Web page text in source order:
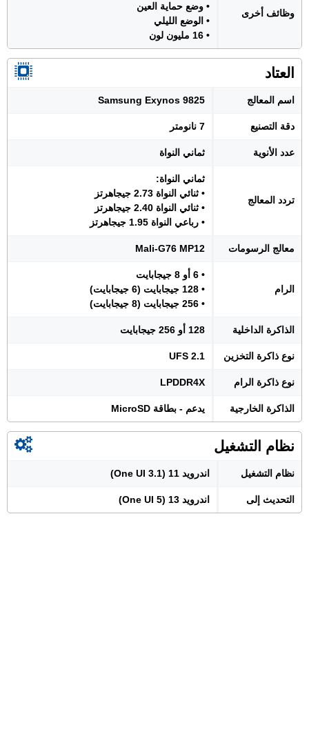
وظائف أخرى
• وضع حماية العين
• الوضع الليلي
• 16 مليون لون
العتاد
اسم المعالج Samsung Exynos 9825
دقة التصنيع 7 نانومتر
عدد الأنوية ثماني النواة
تردد المعالج
ثماني النواة:
• ثنائي النواة 2.73 جيجاهرتز
• ثنائي النواة 2.40 جيجاهرتز
• رباعي النواة 1.95 جيجاهرتز
معالج الرسومات Mali-G76 MP12
الرام
• 6 أو 8 جيجابايت
• 128 جيجابايت (6 جيجابايت)
• 256 جيجابايت (8 جيجابايت)
الذاكرة الداخلية 128 أو 256 جيجابايت
نوع ذاكرة التخزين UFS 2.1
نوع ذاكرة الرام LPDDR4X
الذاكرة الخارجية يدعم - بطاقة MicroSD
نظام التشغيل
نظام التشغيل اندرويد 11 (One UI 3.1)
التحديث إلى اندرويد 13 (One UI 5)